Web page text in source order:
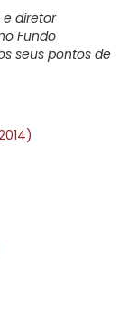
e diretor
Fundo
seus pontos de